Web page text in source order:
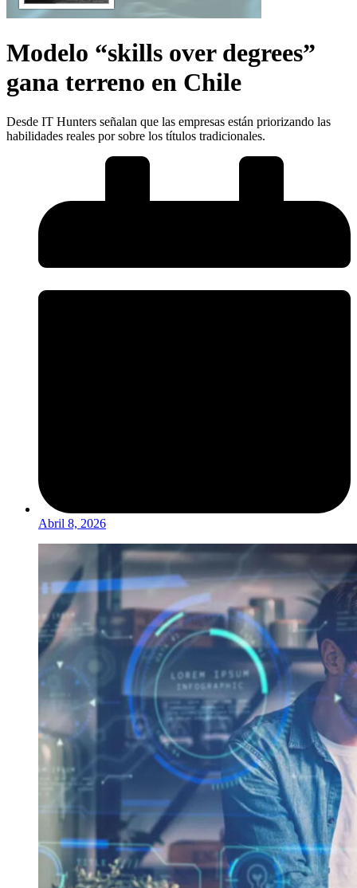
Modelo “skills over degrees”
gana terreno en Chile
Desde IT Hunters señalan que las empresas están priorizando las
habilidades reales por sobre los títulos tradicionales.
Abril 8, 2026